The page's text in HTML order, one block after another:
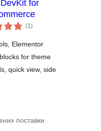
for
(1укупних
оцена
)
Elementor
for theme
quick view, side
поставки